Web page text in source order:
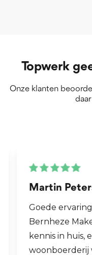
Topwerk
Onze klanten
Martin Peters
Goede
Bernheze
kennis in huis,
woonboerderij